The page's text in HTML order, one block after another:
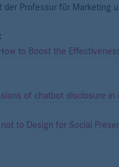
der Professur für Marketing
to Boost the
of chatbot disclosure
not to Design for Social